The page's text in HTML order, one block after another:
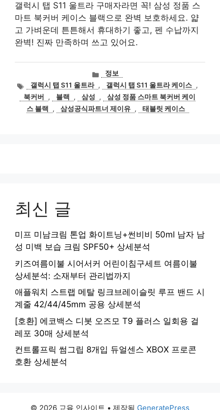
갤럭시 탭 S11 울트라 구매자라면 꼭! 삼성 정품 스
마트 북커버 케이스 블랙으로 완벽 보호하세요. 얇
고 가벼운데 튼튼해서 휴대하기 좋고, 펜 수납까지
완벽! 진짜 만족하며 쓰고 있어요.
카
테
고
리
정보
태
그
갤럭시 탭 S11 울트라 , 갤럭시 탭 S11 울트라 케이스 ,
북커버
, 블랙 , 삼성 ,
삼성 정품 스마트 북커버 케이
스 블랙
, 삼성공식파트너 제이유 , 태블릿 케이스
최신 글
미프 미남크림 톤업 화이트닝+썬비비 50ml 남자 남
성 미백 보습 크림 SPF50+ 상세분석
키즈여름이불 시어서커 어린이침구세트 여름이불
상세분석: 소재부터 관리법까지
애플워치 스트랩 메탈 링크브레이슬릿 루프 밴드 시
계줄 42/44/45mm 공용 상세분석
[호환] 에코백스 디봇 오즈모 T9 플러스 일회용 걸
레포 30매 상세분석
컨트롤프릭 썸그립 8개입 듀얼센스 XBOX 프로콘
호환 상세분석
© 2026 교육 인사이트 • 제작됨 GeneratePress